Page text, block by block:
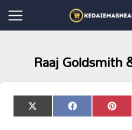
Raaj Goldsmith
Share
on
X
(Twitter)
Share
on
Facebook Share
on